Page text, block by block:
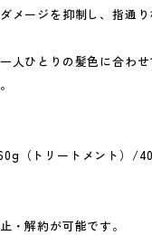
メージを抑制し、指通
人ひとりの髪色に合わ
（トリートメント）/
・解約が可能です。